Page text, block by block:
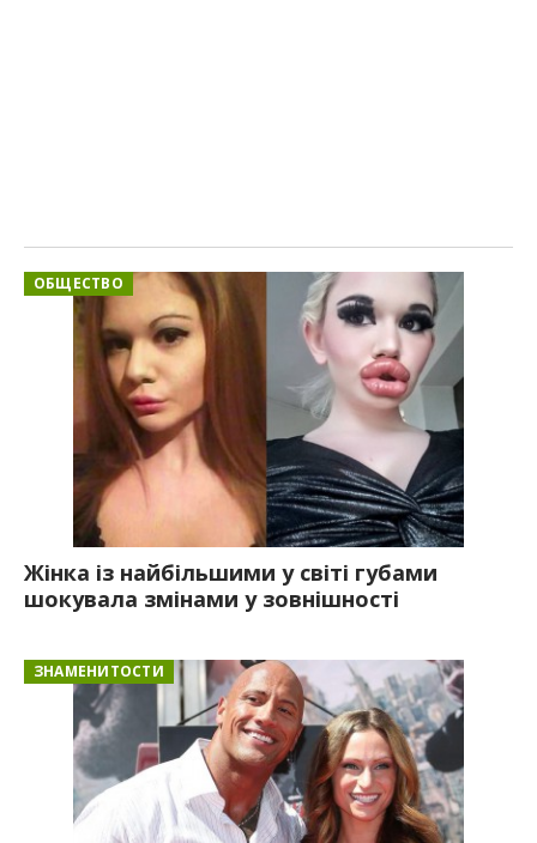
ОБЩЕСТВО
Жінка із найбільшими у світі губами
шокувала змінами у зовнішності
ЗНАМЕНИТОСТИ